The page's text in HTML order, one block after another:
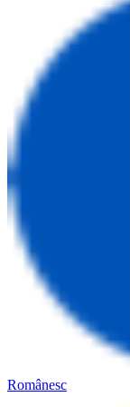
Românesc